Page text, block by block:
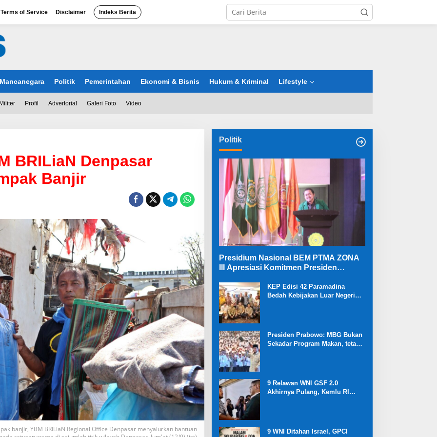
Terms of Service Disclaimer Indeks Berita
Mancanegara Politik Pemerintahan Ekonomi & Bisnis Hukum & Kriminal Lifestyle
Militer Profil Advertorial Galeri Foto Video
BRILiaN Denpasar
Banjir
banjir, YBM BRILiaN Regional Office Denpasar menyalurkan bantuan
Politik
Presidium Nasional BEM PTMA ZONA
III Apresiasi Komitmen Presiden
Kejaksaan
KEP Edisi 42 Paramadina
Bedah Kebijakan Luar Negeri
Presiden Prabowo: MBG Bukan
Sekadar Program Makan, tetapi
9 Relawan WNI GSF 2.0
Akhirnya Pulang, Kemlu RI
9 WNI Ditahan Israel, GPCI